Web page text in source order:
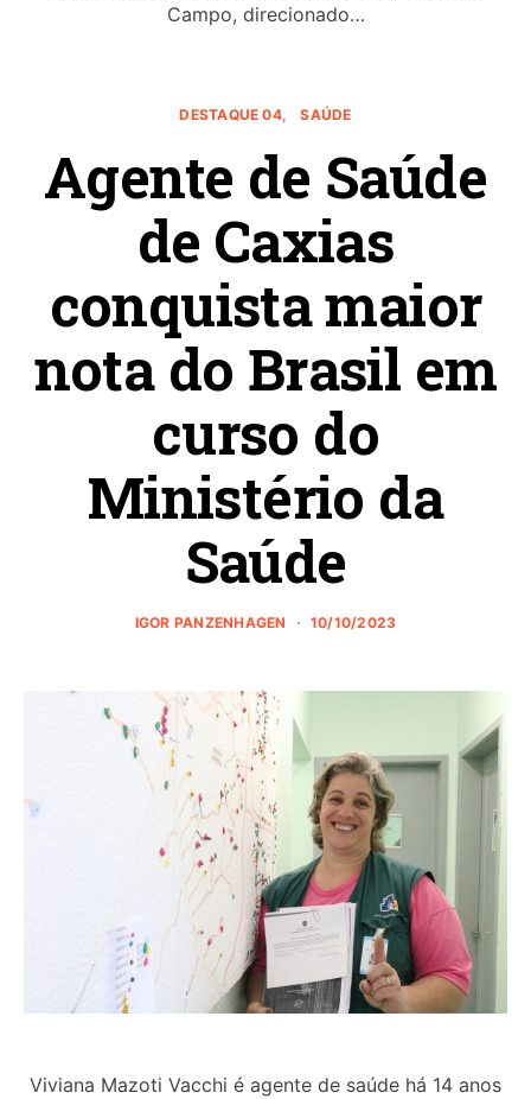
Campo, direcionado…
DESTAQUE 04 SAÚDE
Agente de Saúde
de Caxias
conquista maior
nota do Brasil em
curso do
Ministério da
Saúde
IGOR PANZENHAGEN 10/10/2023
Viviana Mazoti Vacchi é agente de saúde há 14 anos